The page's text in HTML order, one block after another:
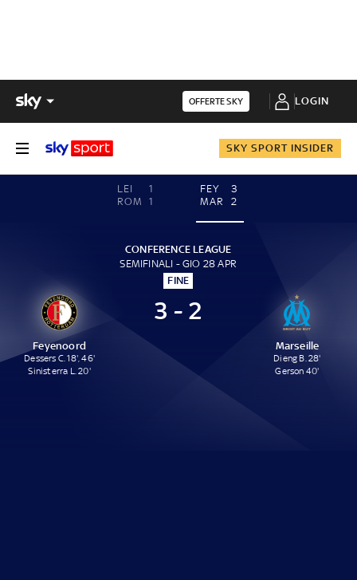
OFFERTE SKY LOGIN
SKY SPORT INSIDER
LEI
1
ROM
1
FEY
3
MAR
2
CONFERENCE LEAGUE
SEMIFINALI - GIO 28 APR
FINE
Feyenoord
Dessers C. 18', 46'
Sinisterra L. 20'
3 - 2
Marseille
Dieng B. 28'
Gerson 40'